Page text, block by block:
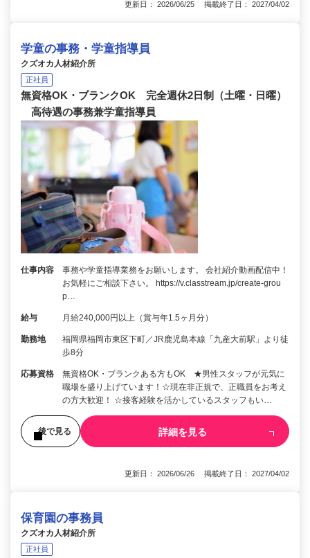
更新日： 2026/06/25 掲載終了日： 2027/04/02
学童の事務・学童指導員
クズオカ人材紹介所
正社員
無資格OK・ブランクOK 完全週休2日制（土曜・日曜）
高待遇の事務兼学童指導員
仕事内容
事務や学童指導業務をお願いします。 会社紹介動画配信中！
お気軽にご相談下さい。 https://v.classtream.jp/create-grou
p…
給与 月給240,000円以上（賞与年1.5ヶ月分）
勤務地
福岡県福岡市東区下町／JR鹿児島本線「九産大前駅」より徒
歩8分
応募資格
無資格OK・ブランクある方もOK ★男性スタッフが元気に
職場を盛り上げています！☆現在非正規で、正職員をお考え
の方大歓迎！ ☆接客経験を活かしているスタッフもい…
後で見る 詳細を見る
更新日： 2026/06/26 掲載終了日： 2027/04/02
保育園の事務員
クズオカ人材紹介所
正社員